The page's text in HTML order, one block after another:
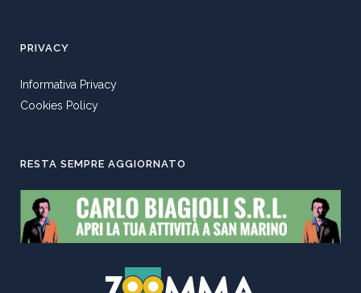
PRIVACY
Informativa Privacy
Cookies Policy
RESTA SEMPRE AGGIORNATO